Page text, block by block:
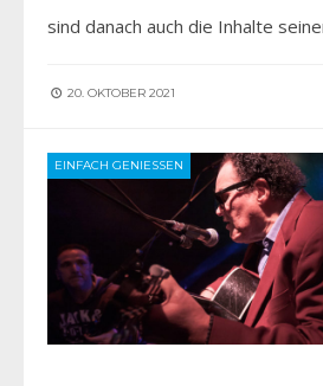
sind danach auch die Inhalte
20. OKTOBER 2021
EINFACH GENIESSEN